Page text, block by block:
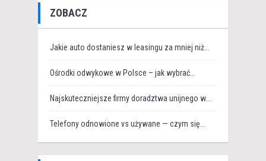
ZOBACZ
Jakie auto dostaniesz w leasingu za mniej niż...
Ośrodki odwykowe w Polsce – jak wybrać...
Najskuteczniejsze firmy doradztwa unijnego w...
Telefony odnowione vs używane — czym się...